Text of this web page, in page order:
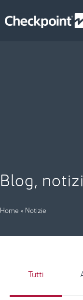
to
Blog,
Home » Notizie
Tutti